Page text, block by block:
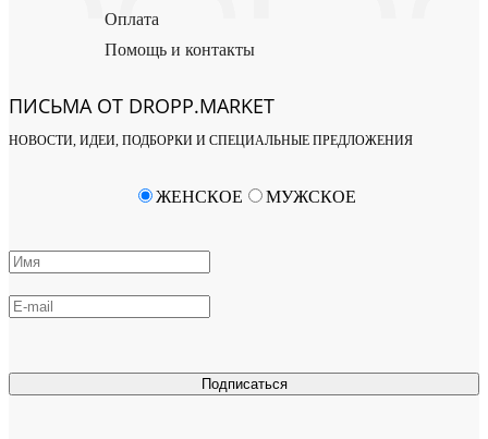
Оплата
Помощь и контакты
ПИСЬМА ОТ DROPP.MARKET
НОВОСТИ, ИДЕИ, ПОДБОРКИ И СПЕЦИАЛЬНЫЕ ПРЕДЛОЖЕНИЯ
Подписаться
ЖЕНСКОЕ МУЖСКОЕ